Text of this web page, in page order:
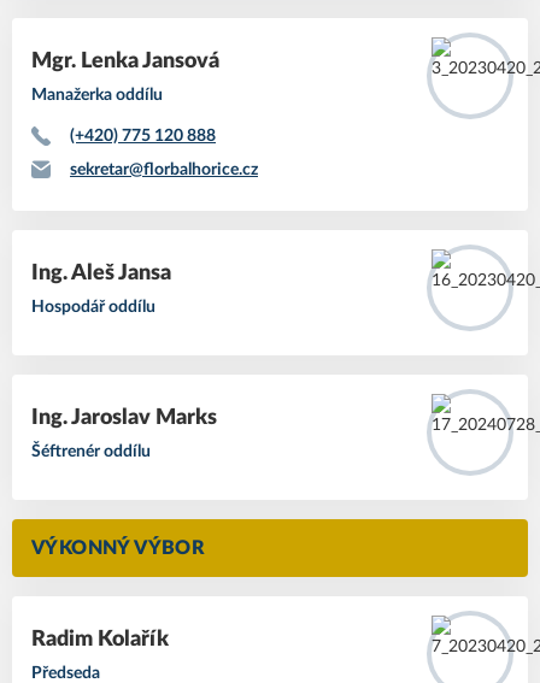
Mgr. Lenka Jansová
Manažerka oddílu
(+420) 775 120 888
sekretar@florbalhorice.cz
Ing. Aleš Jansa
Hospodář oddílu
Ing. Jaroslav Marks
Šéftrenér oddílu
VÝKONNÝ VÝBOR
Radim Kolařík
Předseda